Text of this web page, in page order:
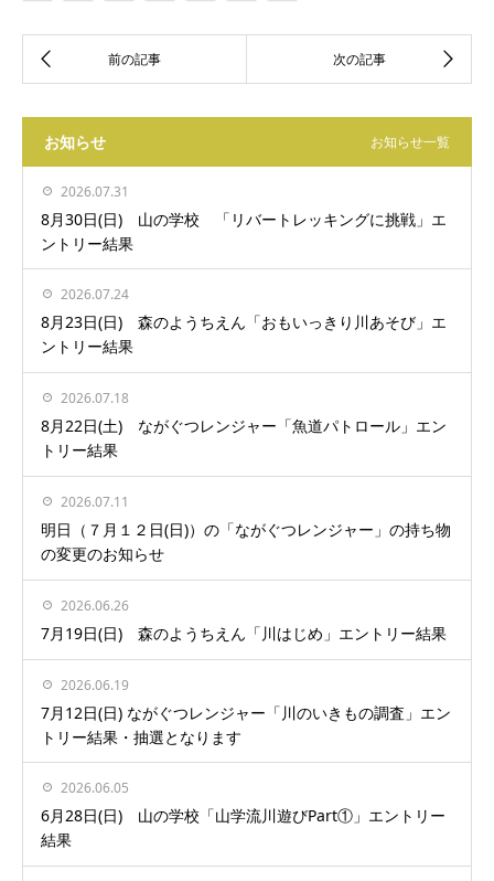
お知らせ お知らせ一覧
2026.07.31
8月30日(日) 山の学校 「リバートレッキングに挑戦」エ
ントリー結果
2026.07.24
8月23日(日) 森のようちえん「おもいっきり川あそび」エ
ントリー結果
2026.07.18
8月22日(土) ながぐつレンジャー「魚道パトロール」エン
トリー結果
2026.07.11
明日（７月１２日(日)）の「ながぐつレンジャー」の持ち物
の変更のお知らせ
2026.06.26
7月19日(日) 森のようちえん「川はじめ」エントリー結果
2026.06.19
7月12日(日) ながぐつレンジャー「川のいきもの調査」エン
トリー結果・抽選となります
2026.06.05
6月28日(日) 山の学校「山学流川遊びPart①」エントリー
結果